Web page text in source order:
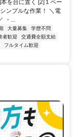
を台に置く [2]１ペー
ンプルな作業！ ＼電
・...
大量募集
学歴不問
者歓迎
交通費全額支給
フルタイム歓迎